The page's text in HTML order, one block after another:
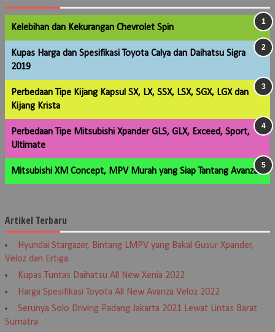
Kelebihan dan Kekurangan Chevrolet Spin
Kupas Harga dan Spesifikasi Toyota Calya dan Daihatsu Sigra
2019
Perbedaan Tipe Kijang Kapsul SX, LX, SSX, LSX, SGX, LGX dan
Kijang Krista
Perbedaan Tipe Mitsubishi Xpander GLS, GLX, Exceed, Sport,
Ultimate
Mitsubishi XM Concept, MPV Murah yang Siap Tantang Avanza
Artikel Terbaru
Hyundai Stargazer, Bintang LMPV yang Bakal Gusur Xpander,
Veloz dan Ertiga
Kupas Tuntas Daihatsu All New Xenia 2022
Harga Spesifikasi Toyota All New Avanza Veloz 2022
Serunya Solo Driving Padang Jakarta 2021 Lewat Lintas Barat
Sumatra